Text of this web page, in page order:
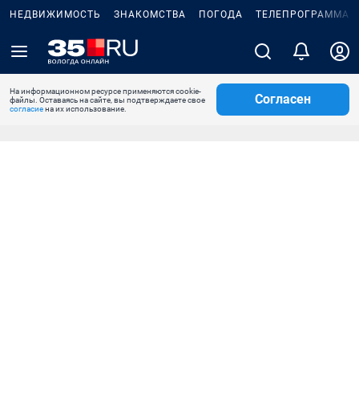
НЕДВИЖИМОСТЬ ЗНАКОМСТВА ПОГОДА ТЕЛЕПРОГРАММА
На информационном ресурсе применяются cookie-
файлы. Оставаясь на сайте, вы подтверждаете свое
согласиена их использование.
Согласен